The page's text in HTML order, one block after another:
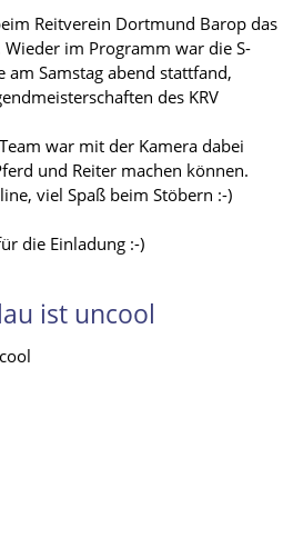
Reitverein Dortmund Barop das
im Programm war die S-
Samstag abend stattfand,
des KRV
war mit der Kamera dabei
und Reiter machen können.
viel Spaß beim Stöbern :-)
die Einladung :-)
ist uncool